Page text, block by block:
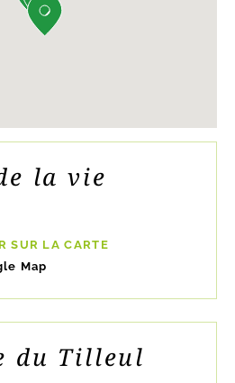
la vie
SUR LA CARTE
Map
du Tilleul